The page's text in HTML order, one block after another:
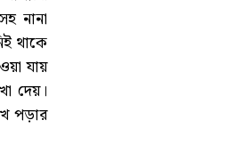
নানা
থাকে
যায়
দেয়।
পড়ার